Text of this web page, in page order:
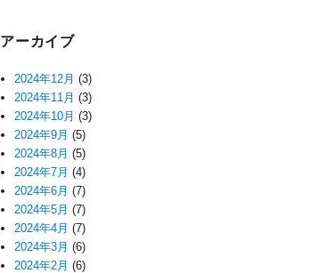
アーカイブ
2024年12月 (3)
2024年11月 (3)
2024年10月 (3)
2024年9月 (5)
2024年8月 (5)
2024年7月 (4)
2024年6月 (7)
2024年5月 (7)
2024年4月 (7)
2024年3月 (6)
2024年2月 (6)